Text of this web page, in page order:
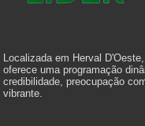
Localizada em Herval
oferece uma programação
credibilidade, preocupação
vibrante.